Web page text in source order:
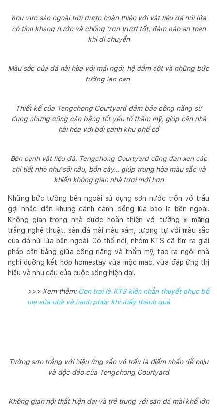
Khu vực sân ngoài trời được hoàn thiện với vật liệu đá núi lửa
có tính kháng nước và chống trơn trượt tốt, đảm bảo an toàn
khi di chuyển
Màu sắc của đá hài hòa với mái ngói, hệ dầm cột và những bức
tường lan can
Thiết kế của Tengchong Courtyard đảm bảo công năng sử
dụng nhưng cũng cân bằng tốt yếu tố thẩm mỹ, giúp căn nhà
hài hòa với bối cảnh khu phố cổ
Bên cạnh vật liệu đá, Tengchong Courtyard cũng đan xen các
chi tiết nhỏ như sỏi nâu, bồn cây… giúp trung hòa màu sắc và
khiến không gian nhà tươi mới hơn
Những bức tường bên ngoài sử dụng sơn nước trộn vỏ trấu
gợi nhắc đến khung cảnh cánh đồng lúa bao la bên ngoài.
Không gian trong nhà được hoàn thiện với tường xi măng
trắng nghệ thuật, sàn đá mài màu xám, tương tự với màu sắc
của đá núi lửa bên ngoài. Có thể nói, nhóm KTS đã tìm ra giải
pháp cân bằng giữa công năng và thẩm mỹ, tạo ra ngôi nhà
nghỉ dưỡng kết hợp homestay vừa mộc mạc, vừa đáp ứng thị
hiếu và nhu cầu của cuộc sống hiện đại.
>>> Xem thêm: Con trai là KTS kiên nhẫn thuyết phục bố
mẹ sửa nhà và hạnh phúc khi thấy thành quả
Tường sơn trắng với hiệu ứng sần vỏ trấu là điểm nhấn dễ chịu
và độc đáo của Tengchong Courtyard
Không gian nội thất hiện đại và trẻ trung với sàn đá mài khổ lớn